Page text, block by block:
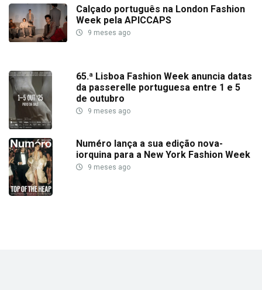
Calçado português na London Fashion
Week pela APICCAPS
9 meses ago
65.ª Lisboa Fashion Week anuncia datas
da passerelle portuguesa entre 1 e 5
de outubro
9 meses ago
Numéro lança a sua edição nova-
iorquina para a New York Fashion Week
9 meses ago